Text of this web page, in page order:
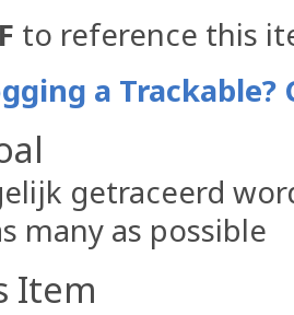
to reference this
a Trackable?
getraceerd
many as possible
Item